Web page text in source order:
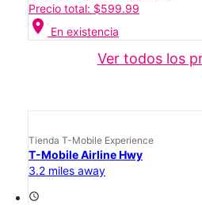
Precio total: $599.99
location_on En existencia
Ver todos los
Tienda T-Mobile Experience
T-Mobile Airline Hwy
3.2 miles away
access_time